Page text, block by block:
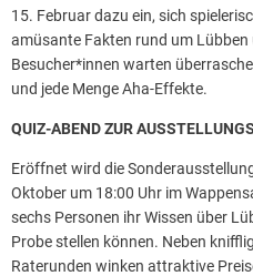
15. Februar dazu ein, sich
amüsante Fakten rund um
Besucher*innen warten
und jede Menge Aha-Effekte.
QUIZ-ABEND ZUR
Eröffnet wird die
Oktober um 18:00 Uhr im
sechs Personen ihr Wissen über
Probe stellen können. Neben
Raterunden winken attraktive